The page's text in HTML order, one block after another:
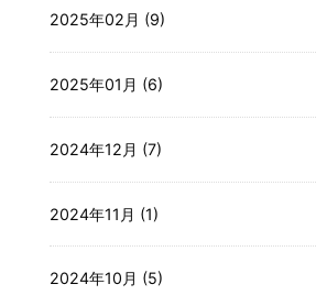
2025年02月 (9)
2025年01月 (6)
2024年12月 (7)
2024年11月 (1)
2024年10月 (5)